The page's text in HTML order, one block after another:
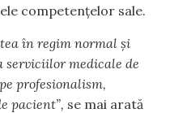
competențelor sale.
în regim normal și
serviciilor medicale de
profesionalism,
pacient”, se mai arată